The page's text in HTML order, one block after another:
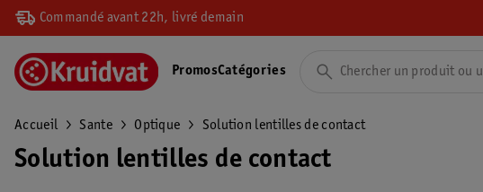
Commandé avant 22h, livré demain
PromosCatégories
Accueil Sante Optique Solution lentilles de contact
Solution lentilles de contact